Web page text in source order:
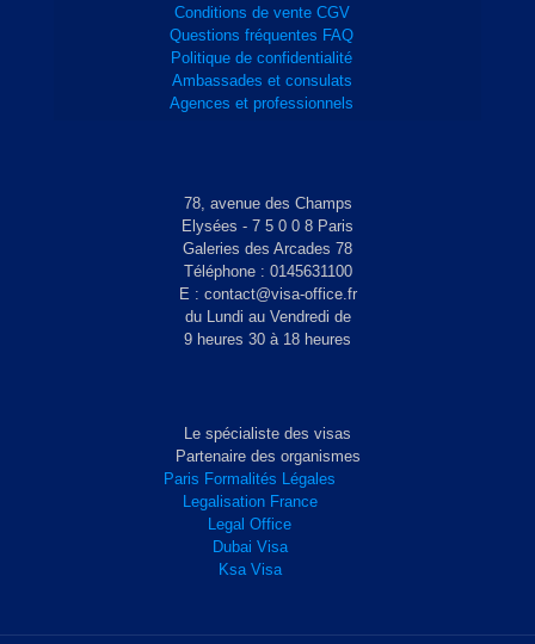
Conditions de vente CGV
Questions fréquentes FAQ
Politique de confidentialité
Ambassades et consulats
Agences et professionnels
78, avenue des Champs
Elysées - 7 5 0 0 8 Paris
Galeries des Arcades 78
Téléphone : 0145631100
E : contact@visa-office.fr
du Lundi au Vendredi de
9 heures 30 à 18 heures
Le spécialiste des visas
Partenaire des organismes
Paris Formalités Légales
Legalisation France
Legal Office
Dubai Visa
Ksa Visa